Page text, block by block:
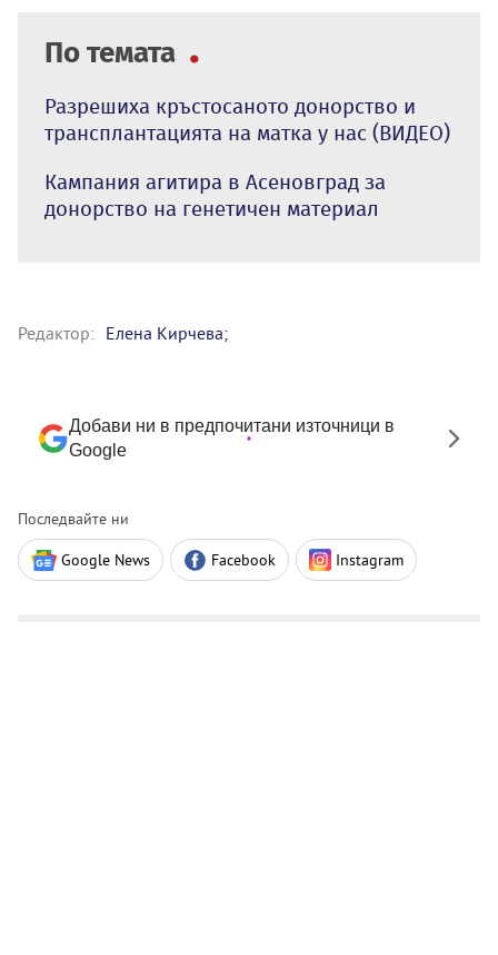
По темата
Разрешиха кръстосаното донорство и
трансплантацията на матка у нас (ВИДЕО)
Кампания агитира в Асеновград за
донорство на генетичен материал
Редактор: Елена Кирчева;
Добави ни в предпочитани източници в
Google
Последвайте ни
Google News Facebook Instagram